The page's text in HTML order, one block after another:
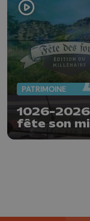
PATRIMOINE
1026-
fête son